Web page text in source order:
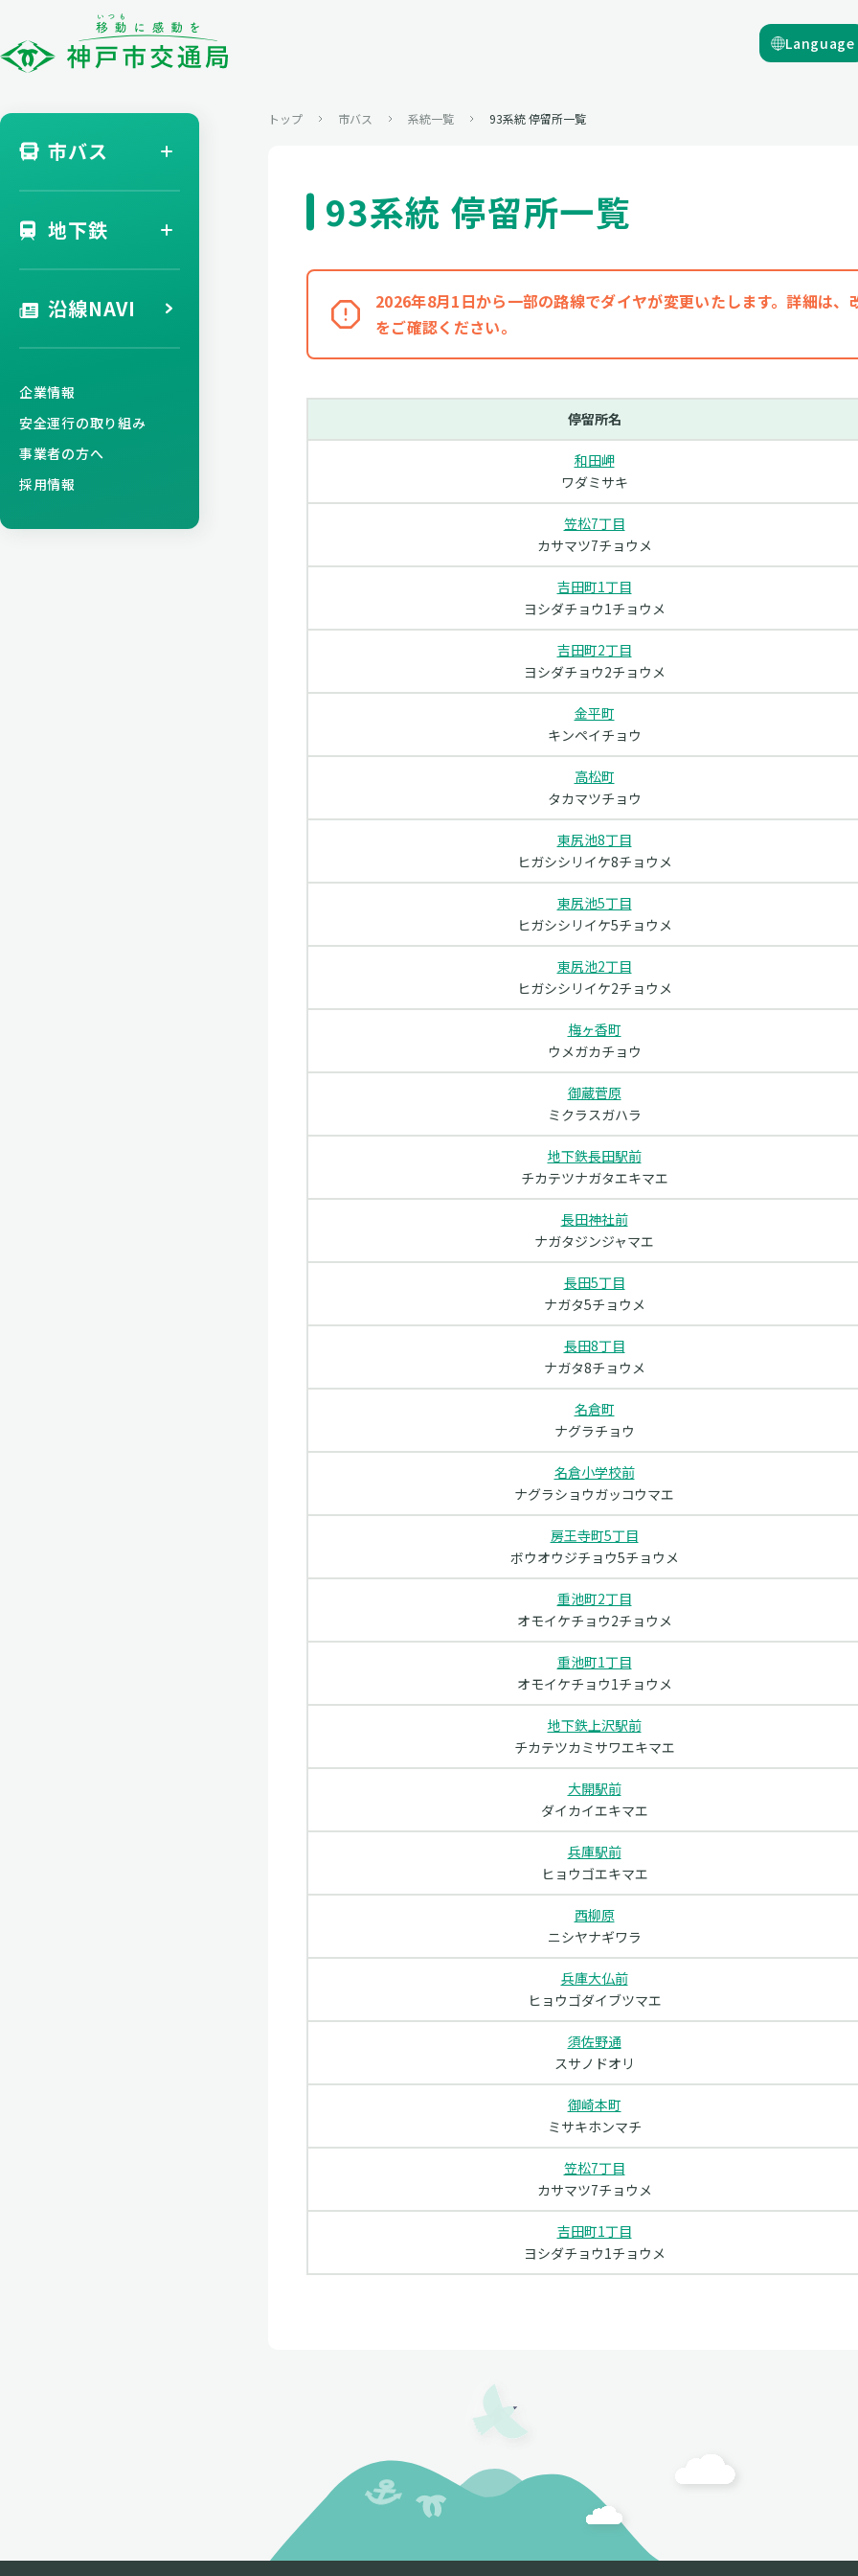
Language
市バス
地下鉄
沿線NAVI
企業情報
安全運行の取り組み
事業者の方へ
採用情報
トップ 市バス 系統一覧 93系統 停留所一覧
93系統 停留所一覧
2026年8月1日から一部の路線でダイヤが変更いたします。詳細は、
をご確認ください。
停留所名
和田岬
ワダミサキ
笠松7丁目
カサマツ7チョウメ
吉田町1丁目
ヨシダチョウ1チョウメ
吉田町2丁目
ヨシダチョウ2チョウメ
金平町
キンペイチョウ
高松町
タカマツチョウ
東尻池8丁目
ヒガシシリイケ8チョウメ
東尻池5丁目
ヒガシシリイケ5チョウメ
東尻池2丁目
ヒガシシリイケ2チョウメ
梅ヶ香町
ウメガカチョウ
御蔵菅原
ミクラスガハラ
地下鉄長田駅前
チカテツナガタエキマエ
長田神社前
ナガタジンジャマエ
長田5丁目
ナガタ5チョウメ
長田8丁目
ナガタ8チョウメ
名倉町
ナグラチョウ
名倉小学校前
ナグラショウガッコウマエ
房王寺町5丁目
ボウオウジチョウ5チョウメ
重池町2丁目
オモイケチョウ2チョウメ
重池町1丁目
オモイケチョウ1チョウメ
地下鉄上沢駅前
チカテツカミサワエキマエ
大開駅前
ダイカイエキマエ
兵庫駅前
ヒョウゴエキマエ
西柳原
ニシヤナギワラ
兵庫大仏前
ヒョウゴダイブツマエ
須佐野通
スサノドオリ
御崎本町
ミサキホンマチ
笠松7丁目
カサマツ7チョウメ
吉田町1丁目
ヨシダチョウ1チョウメ